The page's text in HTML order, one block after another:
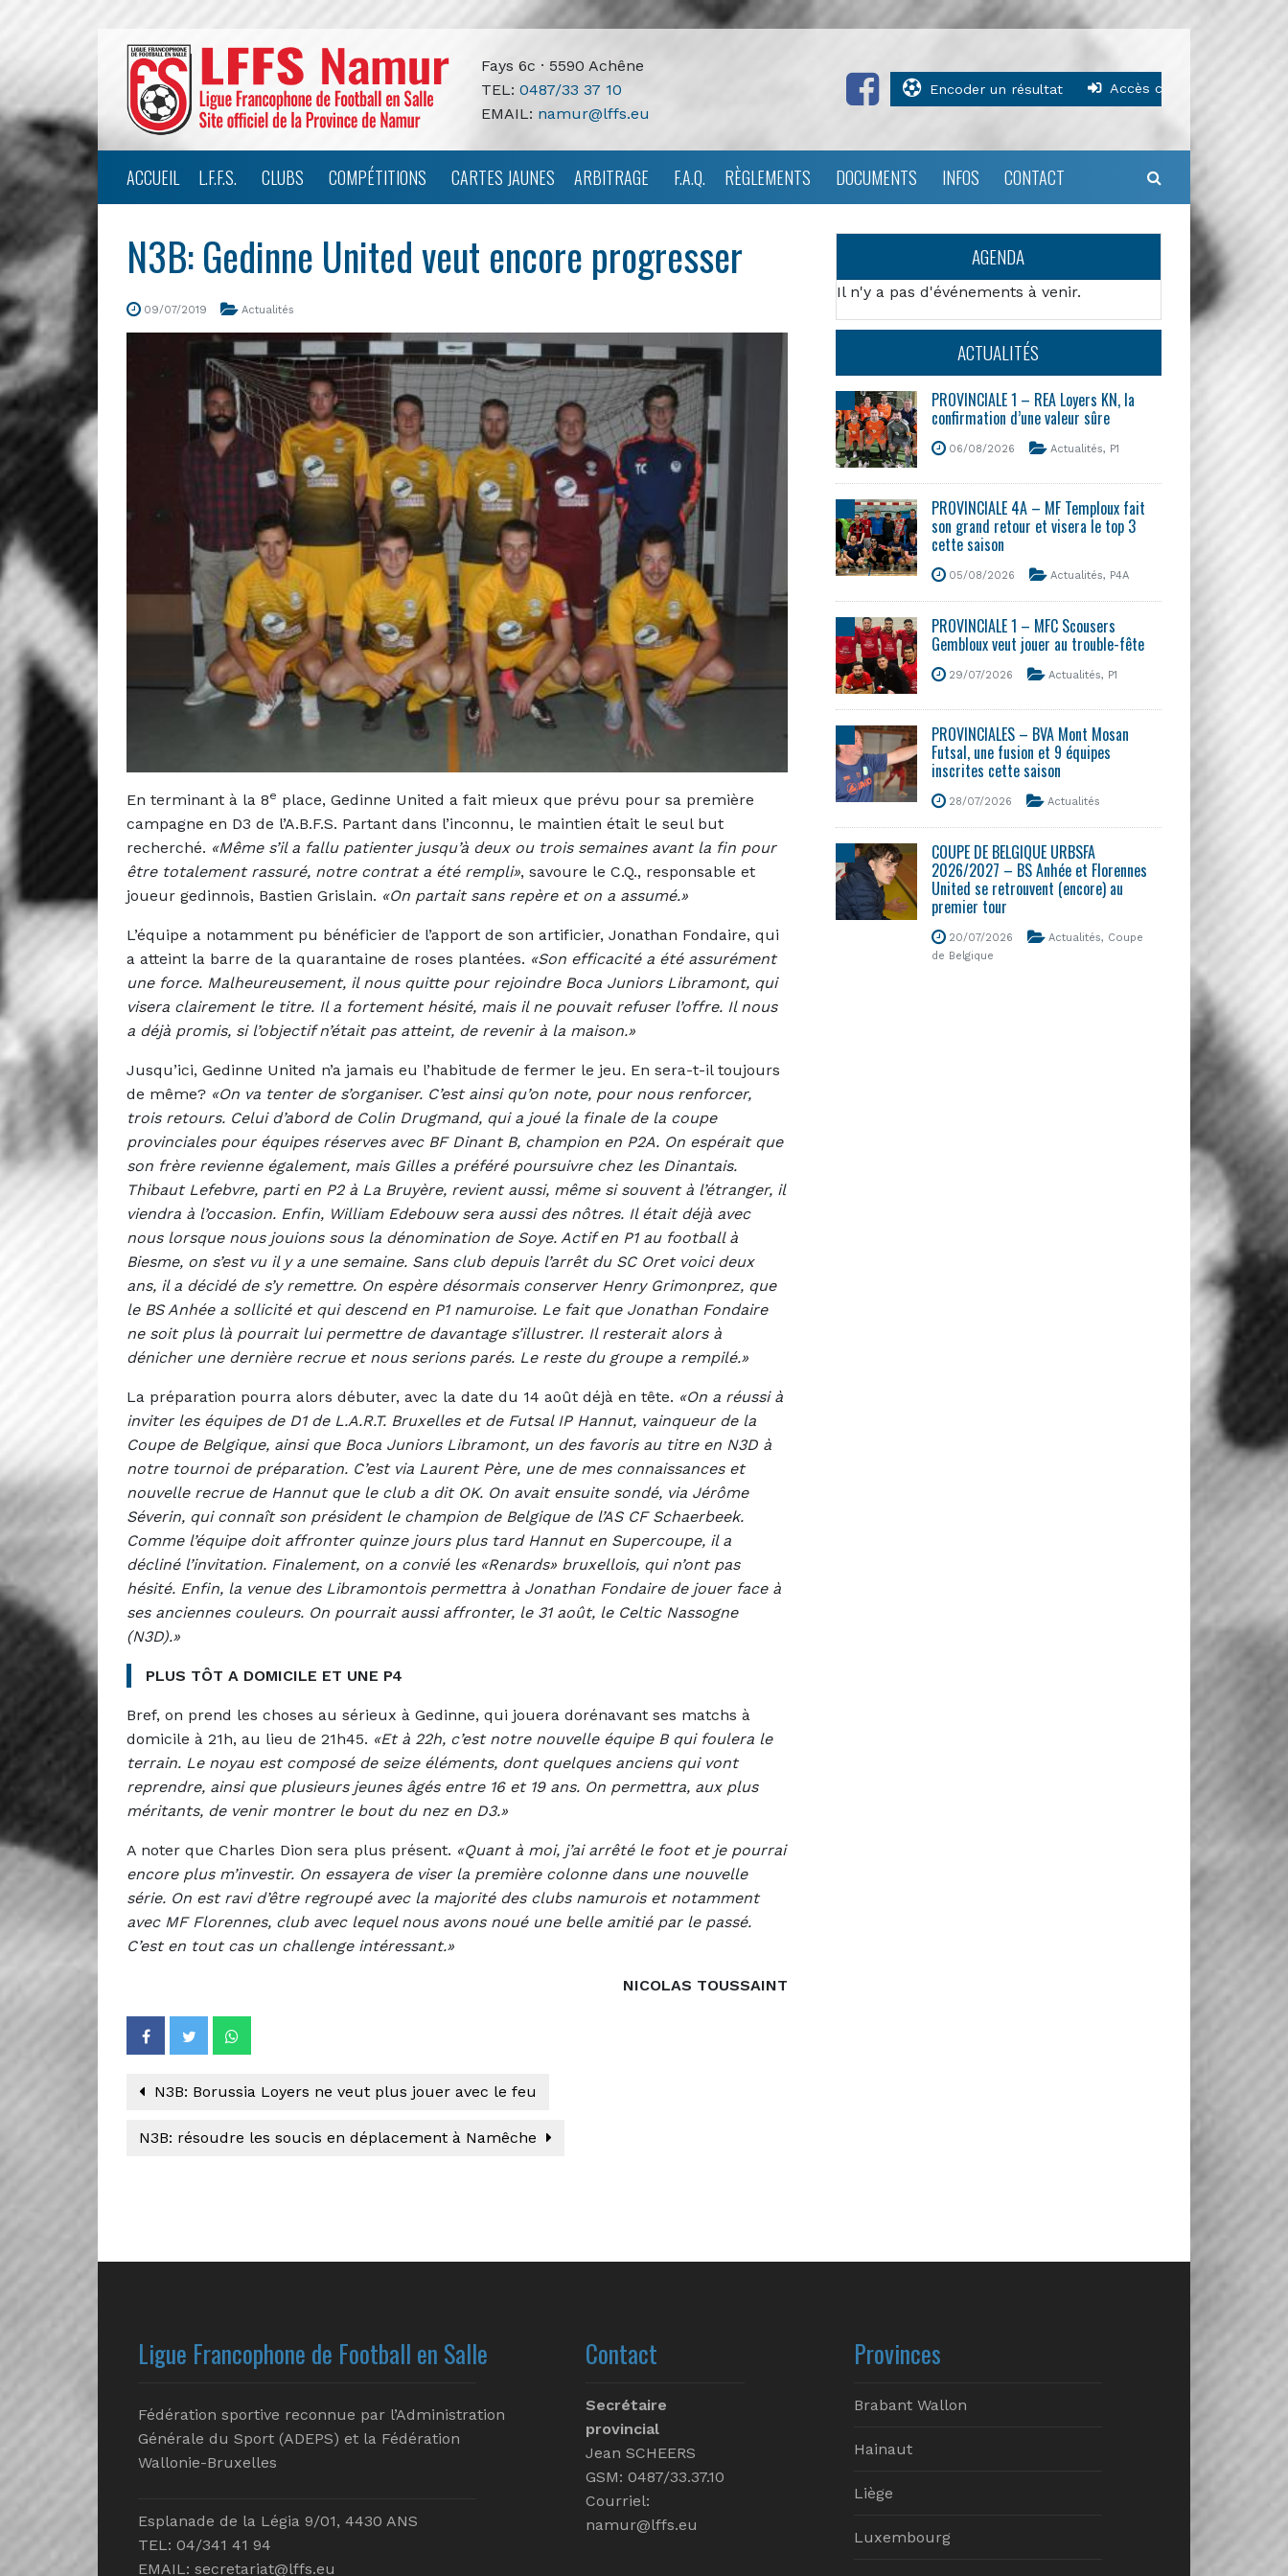
Fays 6c · 5590 Achêne
TEL: 0487/33 37 10
EMAIL: namur@lffs.eu
Encoder un résultat Accès clubs
ACCUEIL L.F.F.S. CLUBS COMPÉTITIONS CARTES JAUNES ARBITRAGE F.A.Q. RÈGLEMENTS DOCUMENTS INFOS CONTACT
N3B: Gedinne United veut encore progresser
09/07/2019 Actualités
En terminant à la 8e place, Gedinne United a fait mieux que prévu pour sa première
campagne en D3 de l’A.B.F.S. Partant dans l’inconnu, le maintien était le seul but
recherché. «Même s’il a fallu patienter jusqu’à deux ou trois semaines avant la fin pour
être totalement rassuré, notre contrat a été rempli», savoure le C.Q., responsable et
joueur gedinnois, Bastien Grislain. «On partait sans repère et on a assumé.»
L’équipe a notamment pu bénéficier de l’apport de son artificier, Jonathan Fondaire, qui
a atteint la barre de la quarantaine de roses plantées. «Son efficacité a été assurément
une force. Malheureusement, il nous quitte pour rejoindre Boca Juniors Libramont, qui
visera clairement le titre. Il a fortement hésité, mais il ne pouvait refuser l’offre. Il nous
a déjà promis, si l’objectif n’était pas atteint, de revenir à la maison.»
Jusqu’ici, Gedinne United n’a jamais eu l’habitude de fermer le jeu. En sera-t-il toujours
de même? «On va tenter de s’organiser. C’est ainsi qu’on note, pour nous renforcer,
trois retours. Celui d’abord de Colin Drugmand, qui a joué la finale de la coupe
provinciales pour équipes réserves avec BF Dinant B, champion en P2A. On espérait que
son frère revienne également, mais Gilles a préféré poursuivre chez les Dinantais.
Thibaut Lefebvre, parti en P2 à La Bruyère, revient aussi, même si souvent à l’étranger, il
viendra à l’occasion. Enfin, William Edebouw sera aussi des nôtres. Il était déjà avec
nous lorsque nous jouions sous la dénomination de Soye. Actif en P1 au football à
Biesme, on s’est vu il y a une semaine. Sans club depuis l’arrêt du SC Oret voici deux
ans, il a décidé de s’y remettre. On espère désormais conserver Henry Grimonprez, que
le BS Anhée a sollicité et qui descend en P1 namuroise. Le fait que Jonathan Fondaire
ne soit plus là pourrait lui permettre de davantage s’illustrer. Il resterait alors à
dénicher une dernière recrue et nous serions parés. Le reste du groupe a rempilé.»
La préparation pourra alors débuter, avec la date du 14 août déjà en tête. «On a réussi à
inviter les équipes de D1 de L.A.R.T. Bruxelles et de Futsal IP Hannut, vainqueur de la
Coupe de Belgique, ainsi que Boca Juniors Libramont, un des favoris au titre en N3D à
notre tournoi de préparation. C’est via Laurent Père, une de mes connaissances et
nouvelle recrue de Hannut que le club a dit OK. On avait ensuite sondé, via Jérôme
Séverin, qui connaît son président le champion de Belgique de l’AS CF Schaerbeek.
Comme l’équipe doit affronter quinze jours plus tard Hannut en Supercoupe, il a
décliné l’invitation. Finalement, on a convié les «Renards» bruxellois, qui n’ont pas
hésité. Enfin, la venue des Libramontois permettra à Jonathan Fondaire de jouer face à
ses anciennes couleurs. On pourrait aussi affronter, le 31 août, le Celtic Nassogne
(N3D).»
PLUS TÔT A DOMICILE ET UNE P4
Bref, on prend les choses au sérieux à Gedinne, qui jouera dorénavant ses matchs à
domicile à 21h, au lieu de 21h45. «Et à 22h, c’est notre nouvelle équipe B qui foulera le
terrain. Le noyau est composé de seize éléments, dont quelques anciens qui vont
reprendre, ainsi que plusieurs jeunes âgés entre 16 et 19 ans. On permettra, aux plus
méritants, de venir montrer le bout du nez en D3.»
A noter que Charles Dion sera plus présent. «Quant à moi, j’ai arrêté le foot et je pourrai
encore plus m’investir. On essayera de viser la première colonne dans une nouvelle
série. On est ravi d’être regroupé avec la majorité des clubs namurois et notamment
avec MF Florennes, club avec lequel nous avons noué une belle amitié par le passé.
C’est en tout cas un challenge intéressant.»
NICOLAS TOUSSAINT
N3B: Borussia Loyers ne veut plus jouer avec le feu
N3B: résoudre les soucis en déplacement à Namêche
AGENDA
Il n'y a pas d'événements à venir.
ACTUALITÉS
PROVINCIALE 1 – REA Loyers KN, la
confirmation d’une valeur sûre
06/08/2026 Actualités, P1
PROVINCIALE 4A – MF Temploux fait
son grand retour et visera le top 3
cette saison
05/08/2026 Actualités, P4A
PROVINCIALE 1 – MFC Scousers
Gembloux veut jouer au trouble-fête
29/07/2026 Actualités, P1
PROVINCIALES – BVA Mont Mosan
Futsal, une fusion et 9 équipes
inscrites cette saison
28/07/2026 Actualités
COUPE DE BELGIQUE URBSFA
2026/2027 – BS Anhée et Florennes
United se retrouvent (encore) au
premier tour
20/07/2026 Actualités, Coupe
de Belgique
Ligue Francophone de Football en Salle
Fédération sportive reconnue par l’Administration
Générale du Sport (ADEPS) et la Fédération
Wallonie-Bruxelles
Esplanade de la Légia 9/01, 4430 ANS
TEL: 04/341 41 94
EMAIL: secretariat@lffs.eu
Contact
Secrétaire
provincial
Jean SCHEERS
GSM: 0487/33.37.10
Courriel:
namur@lffs.eu
Provinces
Brabant Wallon
Hainaut
Liège
Luxembourg